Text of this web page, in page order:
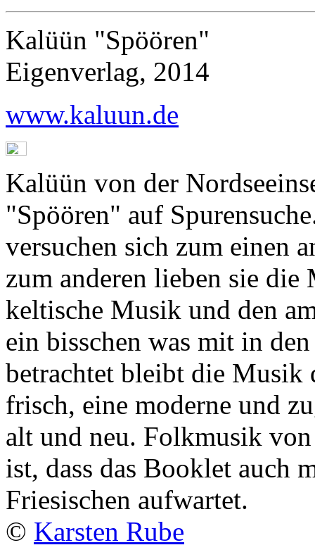
Kalüün "Spöören"
Eigenverlag, 2014
www.kaluun.de
Kalüün von der
"Spöören" auf
versuchen sich zum einen
zum anderen lieben sie
keltische Musik und den
ein bisschen was mit in
betrachtet bleibt die Musik
frisch, eine moderne und
alt und neu. Folkmusik
ist, dass das Booklet auch
Friesischen aufwartet.
© Karsten Rube